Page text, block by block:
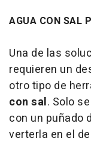
AGUA CON SAL
Una de las
requieren un
otro tipo de
con sal. Solo
con un puñado
verterla en el